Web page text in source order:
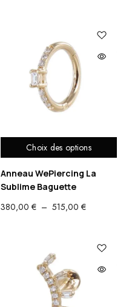
Choix des options
Anneau WePiercing La
Sublime Baguette
380,00 € – 515,00 €PLAGE
380,00 €